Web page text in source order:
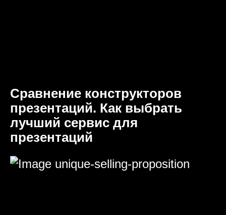
Сравнение конструкторов
презентаций. Как выбрать
лучший сервис для
презентаций